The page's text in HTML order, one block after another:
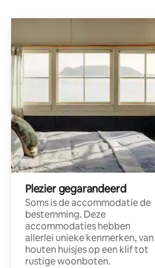
Plezier gegarandeerd
Soms is de accommodatie de
bestemming. Deze
accommodaties hebben
allerlei unieke kenmerken, van
houten huisjes op een klif tot
rustige woonboten.